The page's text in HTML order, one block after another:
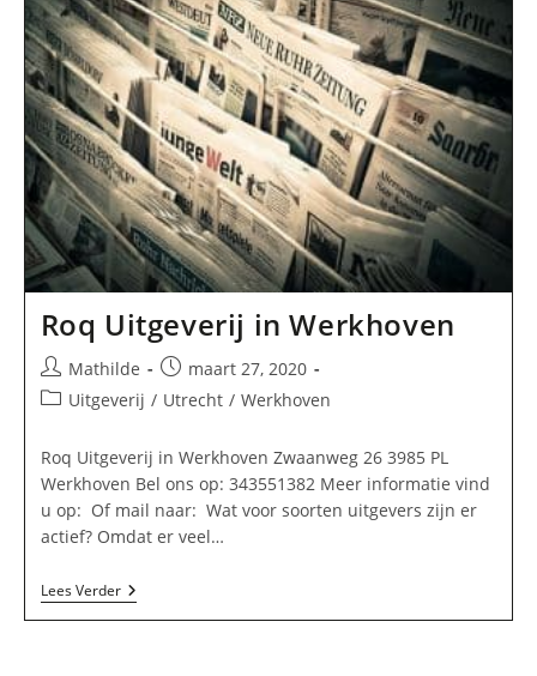
Roq Uitgeverij in Werkhoven
Bericht
auteur:
Mathilde
Bericht
gepubliceerd
maart 27, 2020
Berichtcategorie:
Uitgeverij / Utrecht / Werkhoven
Roq Uitgeverij in Werkhoven Zwaanweg 26 3985 PL
Werkhoven Bel ons op: 343551382 Meer informatie vind
u op: Of mail naar: Wat voor soorten uitgevers zijn er
actief? Omdat er veel…
Lees VerderRoq
Uitgeverij